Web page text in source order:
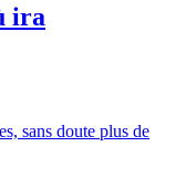
ira
sans doute plus de